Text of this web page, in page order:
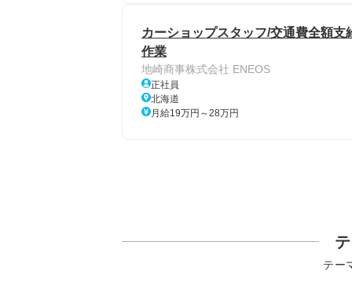
カーショップスタッフ/交通費全額
作業
地崎商事株式会社 ENEOS
正社員
北海道
月給19万円～28万円
テー